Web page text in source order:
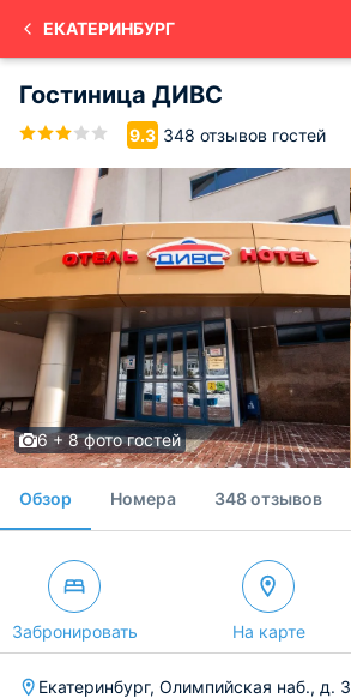
ЕКАТЕРИНБУРГ
Гостиница ДИВС
9.3 348 отзывов гостей
6 + 8 фото гостей
Обзор Номера 348 отзывов
Забронировать На карте
Екатеринбург, Олимпийская наб., д. 3